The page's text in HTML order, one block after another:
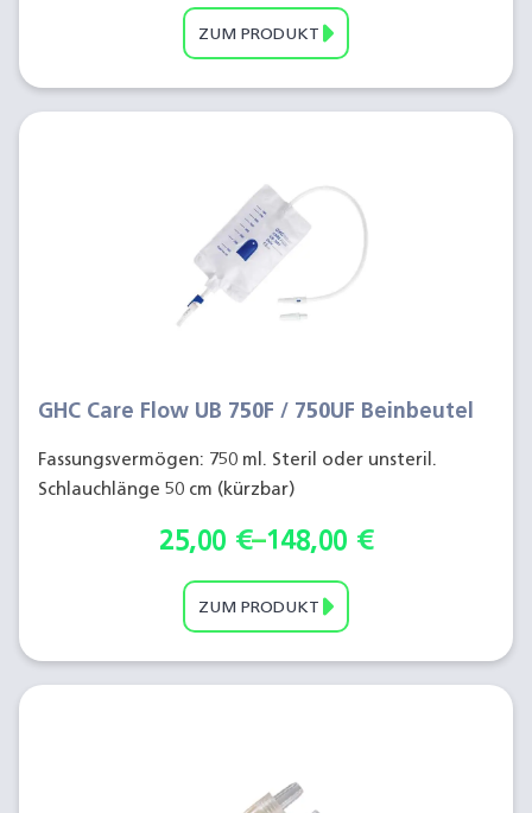
ZUM PRODUKT
GHC Care Flow UB 750F / 750UF Beinbeutel
Fassungsvermögen: 750 ml. Steril oder unsteril.
Schlauchlänge 50 cm (kürzbar)
25,00 €–148,00 €
ZUM PRODUKT